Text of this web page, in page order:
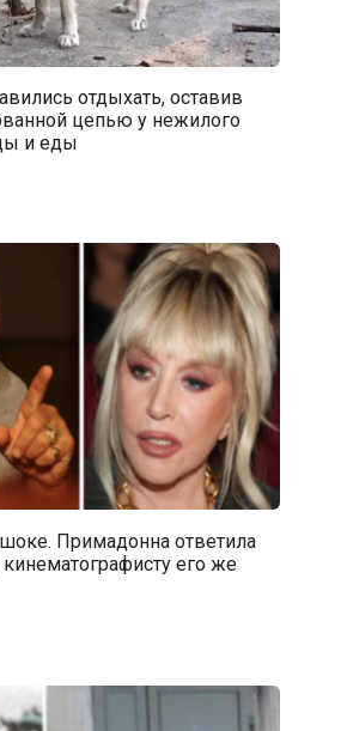
отдыхать, оставив
цепью у нежилого
и еды
Примадонна ответила
его же